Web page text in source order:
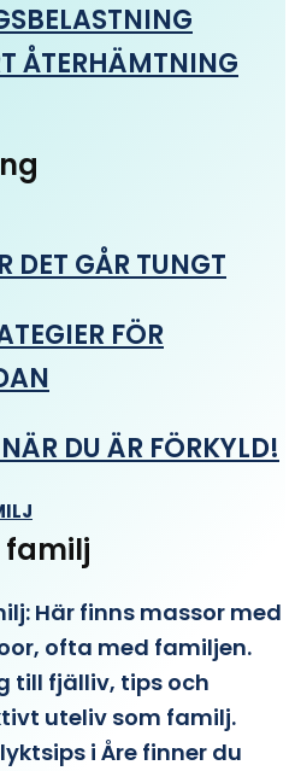
ÅTERHÄMTNING
DET GÅR TUNGT
FÖR
DU ÄR FÖRKYLD!
familj
Här finns massor med
ofta med familjen.
till fjälliv, tips och
uteliv som familj.
i Åre finner du